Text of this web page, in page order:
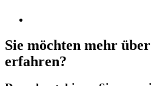
Sie möchten mehr
erfahren?